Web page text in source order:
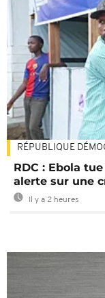
RÉPUBLIQUE
RDC : Ebola
alerte sur une
Il y a 2 heures